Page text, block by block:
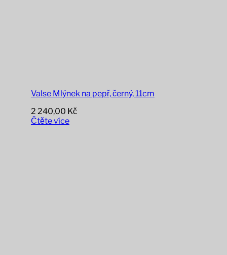
Valse Mlýnek na pepř, černý, 11cm
2 240,00 Kč
Čtěte více